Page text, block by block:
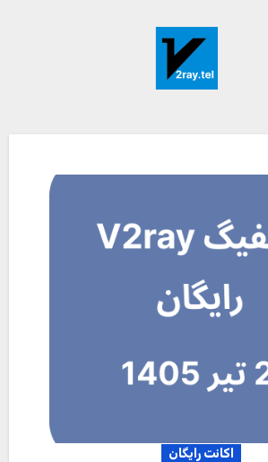
اکانت رایگان